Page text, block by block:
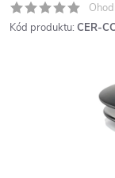
Kód produktu: CER-